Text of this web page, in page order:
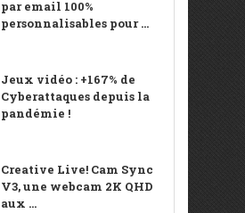
par email 100%
personnalisables pour ...
Jeux vidéo : +167% de
Cyberattaques depuis la
pandémie !
Creative Live! Cam Sync
V3, une webcam 2K QHD
aux ...